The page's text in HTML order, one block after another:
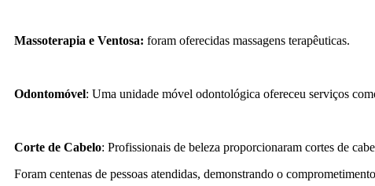
Massoterapia e Ventosa: foram oferecidas massagens terapêuticas.
Odontomóvel: Uma unidade móvel odontológica ofereceu serviços
Corte de Cabelo: Profissionais de beleza proporcionaram cortes de
Foram centenas de pessoas atendidas, demonstrando o